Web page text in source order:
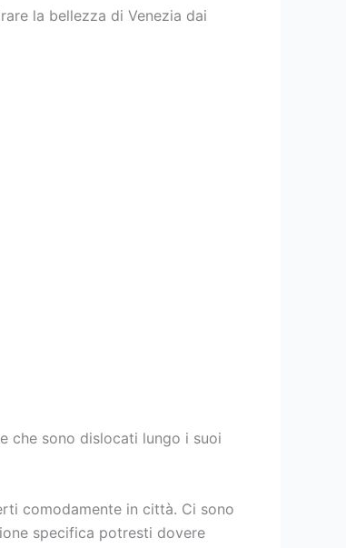
la bellezza di Venezia dai
che sono dislocati lungo i suoi
comodamente in città. Ci sono
specifica potresti dovere